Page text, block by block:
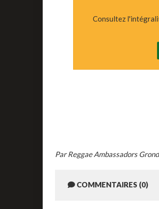
Consultez
Par Reggae Ambassadors
COMMENTAIRES (0)